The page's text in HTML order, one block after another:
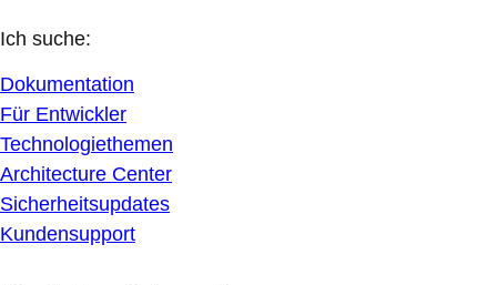
Ich suche:
Dokumentation
Für Entwickler
Technologiethemen
Architecture Center
Sicherheitsupdates
Kundensupport